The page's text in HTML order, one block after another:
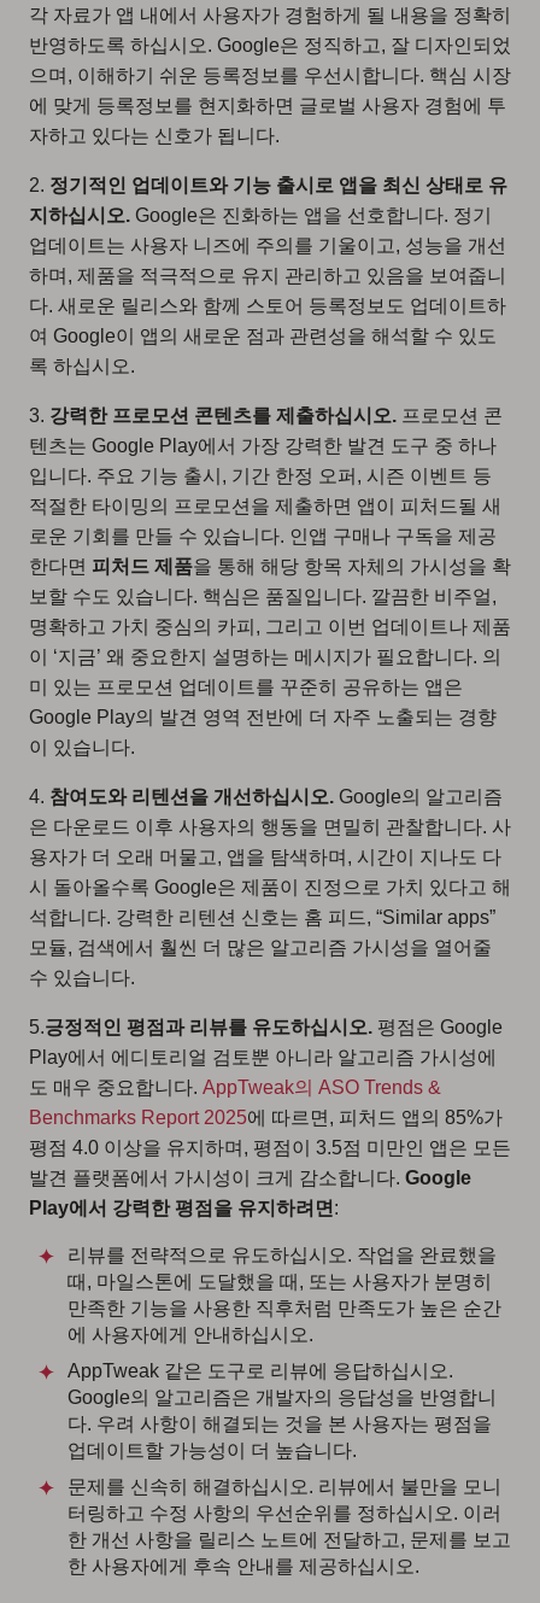
각 자료가 앱 내에서 사용자가 경험하게 될 내용을 정확히
반영하도록 하십시오. Google은 정직하고, 잘 디자인되었
으며, 이해하기 쉬운 등록정보를 우선시합니다. 핵심 시장
에 맞게 등록정보를 현지화하면 글로벌 사용자 경험에 투
자하고 있다는 신호가 됩니다.
2. 정기적인 업데이트와 기능 출시로 앱을 최신 상태로 유
지하십시오. Google은 진화하는 앱을 선호합니다. 정기
업데이트는 사용자 니즈에 주의를 기울이고, 성능을 개선
하며, 제품을 적극적으로 유지 관리하고 있음을 보여줍니
다. 새로운 릴리스와 함께 스토어 등록정보도 업데이트하
여 Google이 앱의 새로운 점과 관련성을 해석할 수 있도
록 하십시오.
3. 강력한 프로모션 콘텐츠를 제출하십시오. 프로모션 콘
텐츠는 Google Play에서 가장 강력한 발견 도구 중 하나
입니다. 주요 기능 출시, 기간 한정 오퍼, 시즌 이벤트 등
적절한 타이밍의 프로모션을 제출하면 앱이 피처드될 새
로운 기회를 만들 수 있습니다. 인앱 구매나 구독을 제공
한다면 피처드 제품을 통해 해당 항목 자체의 가시성을 확
보할 수도 있습니다. 핵심은 품질입니다. 깔끔한 비주얼,
명확하고 가치 중심의 카피, 그리고 이번 업데이트나 제품
이 ‘지금’ 왜 중요한지 설명하는 메시지가 필요합니다. 의
미 있는 프로모션 업데이트를 꾸준히 공유하는 앱은
Google Play의 발견 영역 전반에 더 자주 노출되는 경향
이 있습니다.
4. 참여도와 리텐션을 개선하십시오. Google의 알고리즘
은 다운로드 이후 사용자의 행동을 면밀히 관찰합니다. 사
용자가 더 오래 머물고, 앱을 탐색하며, 시간이 지나도 다
시 돌아올수록 Google은 제품이 진정으로 가치 있다고 해
석합니다. 강력한 리텐션 신호는 홈 피드, “Similar apps”
모듈, 검색에서 훨씬 더 많은 알고리즘 가시성을 열어줄
수 있습니다.
5.긍정적인 평점과 리뷰를 유도하십시오. 평점은 Google
Play에서 에디토리얼 검토뿐 아니라 알고리즘 가시성에
도 매우 중요합니다. AppTweak의 ASO Trends &
Benchmarks Report 2025에 따르면, 피처드 앱의 85%가
평점 4.0 이상을 유지하며, 평점이 3.5점 미만인 앱은 모든
발견 플랫폼에서 가시성이 크게 감소합니다. Google
Play에서 강력한 평점을 유지하려면 :
리뷰를 전략적으로 유도하십시오. 작업을 완료했을
때, 마일스톤에 도달했을 때, 또는 사용자가 분명히
만족한 기능을 사용한 직후처럼 만족도가 높은 순간
에 사용자에게 안내하십시오.
AppTweak 같은 도구로 리뷰에 응답하십시오.
Google의 알고리즘은 개발자의 응답성을 반영합니
다. 우려 사항이 해결되는 것을 본 사용자는 평점을
업데이트할 가능성이 더 높습니다.
문제를 신속히 해결하십시오. 리뷰에서 불만을 모니
터링하고 수정 사항의 우선순위를 정하십시오. 이러
한 개선 사항을 릴리스 노트에 전달하고, 문제를 보고
한 사용자에게 후속 안내를 제공하십시오.